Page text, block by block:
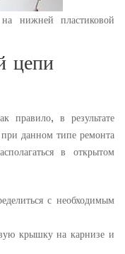
нижней пластиковой
цепи
правило, в результате
данном типе ремонта
в открытом
с необходимым
крышку на карнизе и